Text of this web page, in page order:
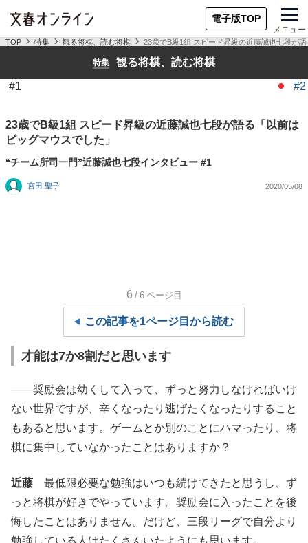
電子版TOP
メニュー
TOP 特集 観る将棋、読む将棋 23歳でB級1組 スピード昇級の近藤誠也七段が
特集 観る将棋、読む将棋
#1 #2
23歳でB級1組 スピード昇級の近藤誠也七段が語る「以前は
ビッグマウスでした」
“チーム所司一門”近藤誠也七段インタビュー #1
宮田 聖子 2020/05/08
6 /6 ページ目
この記事を1ページ目から読む
才能は7か8割だと思います
――奨励会は幼くして入って、ずっと努力しなければいけ
ない世界ですが、辛くなったり逃げたくなったりすること
もあると思います。ゲームとか別のことにハマったり、将
棋に集中していなかったことはありますか？
近藤 最低限必要な勉強はいつも続けてきたと思うし、ず
っと将棋が好きでやっています。奨励会に入ったことを後
悔したことはありません。だけど、三段リーグで自分より
勉強している人はたくさんいたようにも思います。